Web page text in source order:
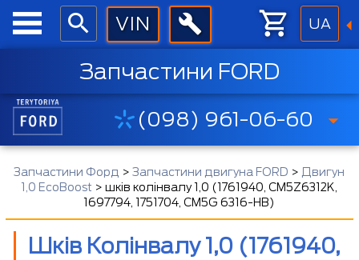
UA
Запчастини FORD
(098) 961-06-60
Запчастини Форд >Запчастини двигуна FORD > Двигун
1,0 EcoBoost >шків колінвалу 1,0 (1761940, CM5Z6312K,
1697794, 1751704, CM5G 6316-HB)
Шків Колінвалу 1,0 (1761940,